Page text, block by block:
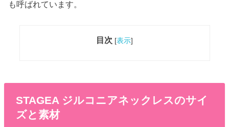
も呼ばれています。
目次 [表示]
STAGEA ジルコニアネックレスのサイ
ズと素材